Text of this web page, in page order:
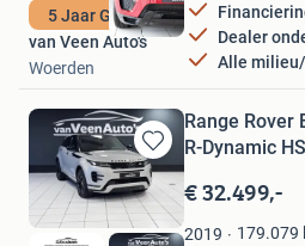
5 Jaar Garantie
Dealer
Alle
van Veen Auto's
Woerden
Bewaren
in
Mijn
Favorieten
Range Rover
R-Dynamic
€ 32.499,-
2019 179.079